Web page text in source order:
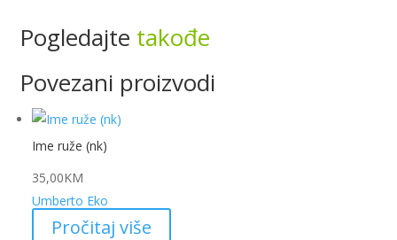
Pogledajte takođe
Povezani proizvodi
Ime ruže (nk)
35,00KM
Umberto Eko
Pročitaj više